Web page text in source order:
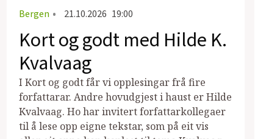
Bergen • 21.10.2026 19:00
Kort og godt med Hilde K.
Kvalvaag
I Kort og godt får vi opplesingar frå fire
forfattarar. Andre hovudgjest i haust er Hilde
Kvalvaag. Ho har invitert forfattarkollegaer
til å lese opp eigne tekstar, som på eit vis